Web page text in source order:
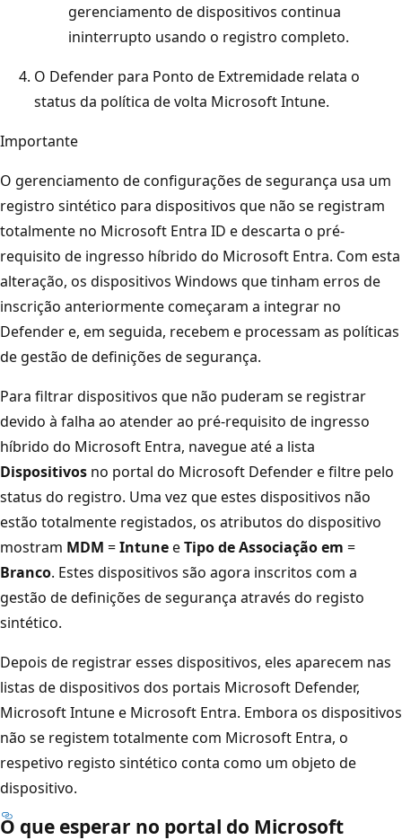
gerenciamento de dispositivos continua
ininterrupto usando o registro completo.
O Defender para Ponto de Extremidade relata o
status da política de volta Microsoft Intune.
Importante
O gerenciamento de configurações de segurança usa um
registro sintético para dispositivos que não se registram
totalmente no Microsoft Entra ID e descarta o pré-
requisito de ingresso híbrido do Microsoft Entra. Com esta
alteração, os dispositivos Windows que tinham erros de
inscrição anteriormente começaram a integrar no
Defender e, em seguida, recebem e processam as políticas
de gestão de definições de segurança.
Para filtrar dispositivos que não puderam se registrar
devido à falha ao atender ao pré-requisito de ingresso
híbrido do Microsoft Entra, navegue até a lista
Dispositivos no portal do Microsoft Defender e filtre pelo
status do registro. Uma vez que estes dispositivos não
estão totalmente registados, os atributos do dispositivo
mostram MDM =IntuneeTipo de Associação em =
Branco. Estes dispositivos são agora inscritos com a
gestão de definições de segurança através do registo
sintético.
Depois de registrar esses dispositivos, eles aparecem nas
listas de dispositivos dos portais Microsoft Defender,
Microsoft Intune e Microsoft Entra. Embora os dispositivos
não se registem totalmente com Microsoft Entra, o
respetivo registo sintético conta como um objeto de
dispositivo.
O que esperar no portal do Microsoft